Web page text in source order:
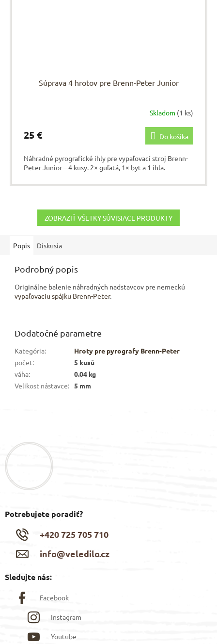
Súprava 4 hrotov pre Brenn-Peter Junior
Skladom (1 ks)
25 € Do košíka
Náhradné pyrografické ihly pre vypaľovací stroj Brenn-
Peter Junior – 4 kusy. 2× guľatá, 1× byt a 1 ihla.
ZOBRAZIŤ VŠETKY SÚVISIACE PRODUKTY
Popis Diskusia
Podrobný popis
Originálne balenie náhradných nadstavcov pre nemeckú
vypaľovaciu spájku Brenn-Peter.
Dodatočné parametre
Kategória:
Hroty pre pyrografy Brenn-Peter
počet:
5 kusů
váha:
0.04 kg
Velikost nástavce: 5 mm
Potrebujete poradiť?
+420 725 705 710
info@veledilo.cz
Sledujte nás:
Facebook
Instagram
Youtube